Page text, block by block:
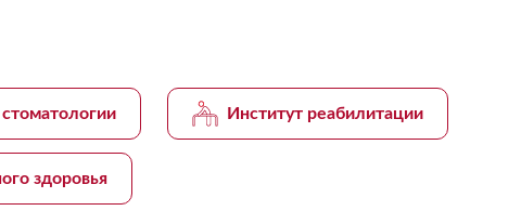
Институт реабилитации
здоровья